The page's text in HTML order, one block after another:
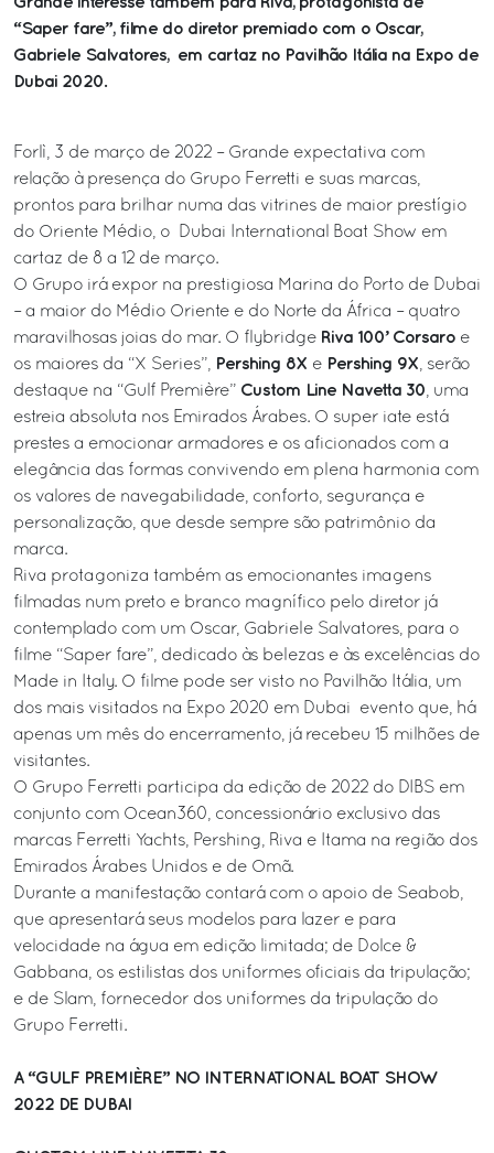
“Saper fare”, filme do diretor premiado com o Oscar,
Gabriele Salvatores, em cartaz no Pavilhão Itália na Expo de
Dubai 2020.
Forlì, 3 de março de 2022 – Grande expectativa com
relação à presença do Grupo Ferretti e suas marcas,
prontos para brilhar numa das vitrines de maior prestígio
do Oriente Médio, o Dubai International Boat Show em
cartaz de 8 a 12 de março.
O Grupo irá expor na prestigiosa Marina do Porto de Dubai
– a maior do Médio Oriente e do Norte da África – quatro
maravilhosas joias do mar. O flybridge Riva 100’ Corsaro e
os maiores da “X Series”,
Pershing 8X e Pershing 9X , serão
destaque na “Gulf Première” Custom Line Navetta 30 , uma
estreia absoluta nos Emirados Árabes. O super iate está
prestes a emocionar armadores e os aficionados com a
elegância das formas convivendo em plena harmonia com
os valores de navegabilidade, conforto, segurança e
personalização, que desde sempre são patrimônio da
marca.
Riva protagoniza também as emocionantes imagens
filmadas num preto e branco magnífico pelo diretor já
contemplado com um Oscar, Gabriele Salvatores, para o
filme “Saper fare”, dedicado às belezas e às excelências do
Made in Italy. O filme pode ser visto no Pavilhão Itália, um
dos mais visitados na Expo 2020 em Dubai evento que, há
apenas um mês do encerramento, já recebeu 15 milhões de
visitantes.
O Grupo Ferretti participa da edição de 2022 do DIBS em
conjunto com Ocean360, concessionário exclusivo das
marcas Ferretti Yachts, Pershing, Riva e Itama na região dos
Emirados Árabes Unidos e de Omã.
Durante a manifestação contará com o apoio de Seabob,
que apresentará seus modelos para lazer e para
velocidade na água em edição limitada; de Dolce &
Gabbana, os estilistas dos uniformes oficiais da tripulação;
e de Slam, fornecedor dos uniformes da tripulação do
Grupo Ferretti.
A “GULF PREMIÈRE” NO INTERNATIONAL BOAT SHOW
2022 DE DUBAI